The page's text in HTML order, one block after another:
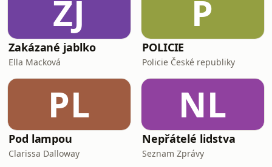
ZJ
Zakázané jablko
Ella Macková
P
POLICIE
Policie České republiky
PL
Pod lampou
Clarissa Dalloway
NL
Nepřátelé lidstva
Seznam Zprávy